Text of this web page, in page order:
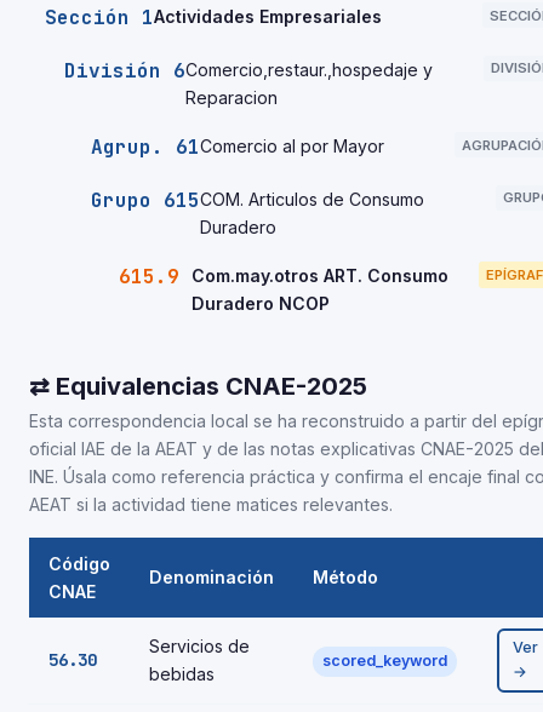
Sección 1Actividades Empresariales
División 6Comercio,restaur.,hospedaje y
Reparacion
Agrup. 61Comercio al por Mayor
Grupo 615COM. Articulos de Consumo
Duradero
615.9
Com.may.otros ART. Consumo
Duradero NCOP
⇄ Equivalencias CNAE-2025
Esta correspondencia local se ha reconstruido a partir del
oficial IAE de la AEAT y de las notas explicativas CNAE-2025 del
INE. Úsala como referencia práctica y confirma el encaje final
AEAT si la actividad tiene matices relevantes.
Código
CNAE
Denominación Método
56.30
Servicios de
bebidas
scored_keyword
Ver
→